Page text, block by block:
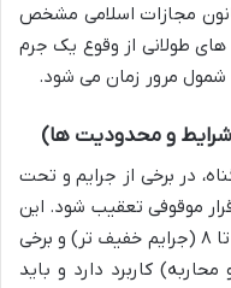
مجازات اسلامی مشخص
طولانی از وقوع یک جرم
مرور زمان می شود.
در برخی از جرایم و تحت
موقوفی تعقیب شود. این
موضوع بیشتر در جرایم تعزیری درجه ۶ تا ۸ (جرایم خفیف تر) و برخی
کاربرد دارد و باید